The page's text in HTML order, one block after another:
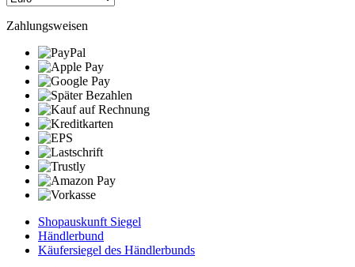
Zahlungsweisen
Shopauskunft Siegel
Händlerbund
Käufersiegel des Händlerbunds